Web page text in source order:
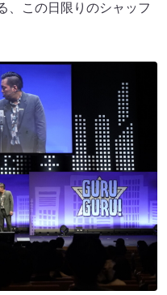
、この日限りのシャッフ